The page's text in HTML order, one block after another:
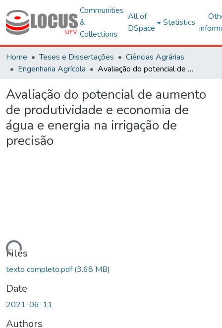
Communities
&
Collections
All of
DSpace
Statistics
Home Teses e Dissertações
Ciências Agrárias
Engenharia Agrícola
Avaliação do potencial de aumento de produtividade e economia de água e energia na irrigação de precisão
Avaliação do potencial de aumento
de produtividade e economia de
água e energia na irrigação de
precisão
Files
texto completo.pdf(3.68 MB)
Date
2021-06-11
Authors